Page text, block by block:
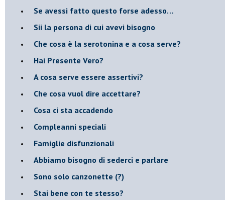
​Se avessi fatto questo forse adesso…
​Sii la persona di cui avevi bisogno
Che cosa è la serotonina e a cosa serve?
​Hai Presente Vero?
A cosa serve essere assertivi?
​Che cosa vuol dire accettare?
​Cosa ci sta accadendo
​Compleanni speciali
​Famiglie disfunzionali
​Abbiamo bisogno di sederci e parlare
Sono solo canzonette (?)
​Stai bene con te stesso?